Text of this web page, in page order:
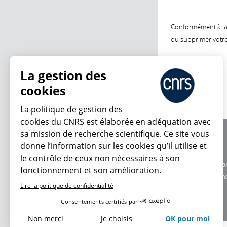
Conformément à
ou supprimer
Charte
Données
La gestion des
cookies
La politique de gestion des
cookies du CNRS est élaborée en adéquation avec
sa mission de recherche scientifique. Ce site vous
donne l’information sur les cookies qu’il utilise et
le contrôle de ceux non nécessaires à son
fonctionnement et son amélioration.
Lire la politique de confidentialité
Consentements certifiés par
Non merci Je choisis OK pour moi